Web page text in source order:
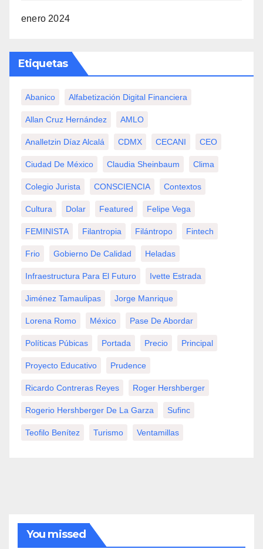
enero 2024
Etiquetas
Abanico Alfabetización Digital Financiera
Allan Cruz Hernández AMLO
Analletzin Díaz Alcalá CDMX CECANI CEO
Ciudad De México Claudia Sheinbaum Clima
Colegio Jurista CONSCIENCIA Contextos
Cultura Dolar Featured Felipe Vega
FEMINISTA Filantropia Filántropo Fintech
Frio Gobierno De Calidad Heladas
Infraestructura Para El Futuro Ivette Estrada
Jiménez Tamaulipas Jorge Manrique
Lorena Romo México Pase De Abordar
Políticas Púbicas Portada Precio Principal
Proyecto Educativo Prudence
Ricardo Contreras Reyes Roger Hershberger
Rogerio Hershberger De La Garza Sufinc
Teofilo Benítez Turismo Ventamillas
You missed